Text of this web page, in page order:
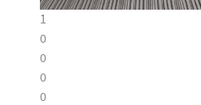
1
0
0
0
0